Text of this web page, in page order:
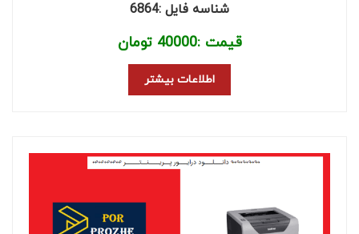
شناسه فایل :6864
قیمت :40000 تومان
اطلاعات بیشتر